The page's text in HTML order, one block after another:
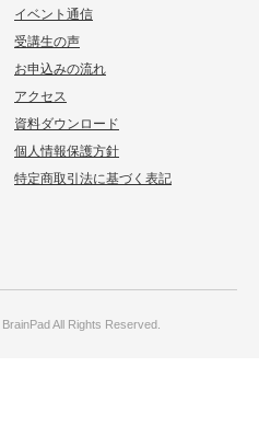
イベント通信
受講生の声
お申込みの流れ
アクセス
資料ダウンロード
個人情報保護方針
特定商取引法に基づく表記
BrainPadAll Rights Reserved.